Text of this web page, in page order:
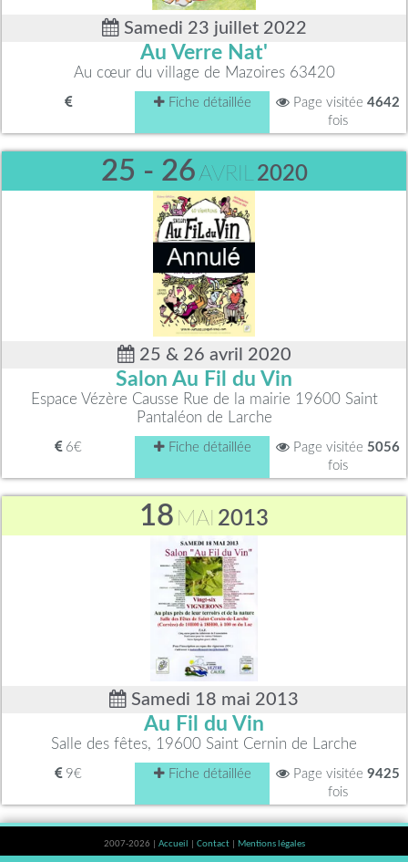
Samedi 23 juillet 2022
Au Verre Nat'
Au cœur du village de Mazoires 63420
Fiche détaillée Page visitée 4642
fois
25 - 26AVRIL 2020
25 & 26 avril 2020
Salon Au Fil du Vin
Espace Vézère Causse Rue de la mairie 19600 Saint
Pantaléon de Larche
6€ Fiche détaillée Page visitée 5056
fois
18 MAI 2013
Samedi 18 mai 2013
Au Fil du Vin
Salle des fêtes, 19600 Saint Cernin de Larche
9€ Fiche détaillée Page visitée 9425
fois
2007-2026 | Accueil Contact
Mentions légales